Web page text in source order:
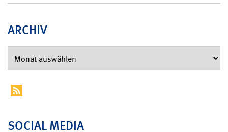
ARCHIV
SOCIAL MEDIA